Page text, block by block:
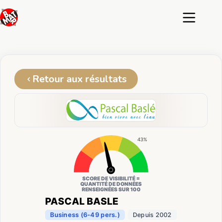
au
contenu
Retour aux résultats
PASCAL BASLE
Business (6-49 pers.) Depuis 2002
43%
SCORE DE VISIBILITÉ =
QUANTITÉ DE DONNÉES
RENSEIGNÉES SUR 100